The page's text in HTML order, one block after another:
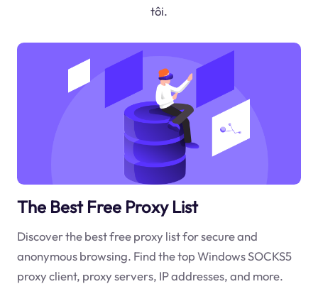
tôi.
The Best Free Proxy List
Discover the best free proxy list for secure and
anonymous browsing. Find the top Windows SOCKS5
proxy client, proxy servers, IP addresses, and more.